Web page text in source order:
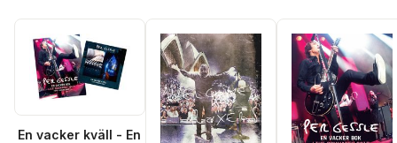
En vacker kväll - En